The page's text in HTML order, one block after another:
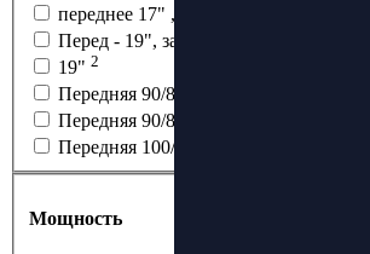
переднее 17" , заднее 14"
Перед - 19", зад - 17"
19" 2
Передняя 90/80-17 / Задняя 110/70-17
Передняя 90/80-17 / Задняя 120/70-17
Передняя 100/80-17 / Задняя 120/70-17
Мощность